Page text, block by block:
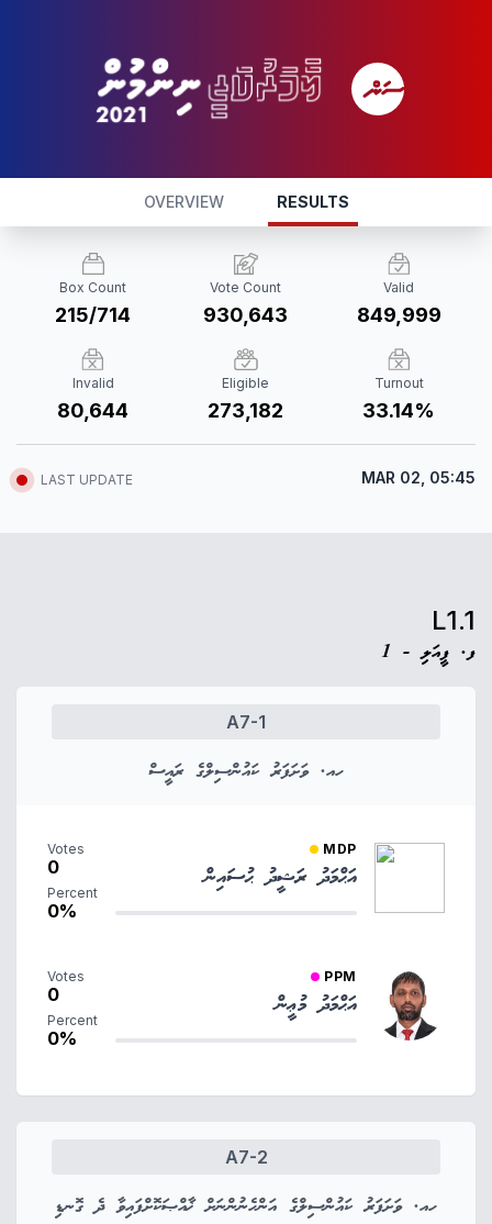
RESULTS
OVERVIEW
Box Count
215/714
Vote Count
930,643
Valid
849,999
Invalid
80,644
Eligible
273,182
Turnout
33.14%
LAST UPDATE MAR 02, 05:45
L1.1
ފ. ފީއަލި - 1
A7-1
ހއ. ވަށަފަރު ކައުންސިލްގެ ރައީސް
MDP
އަޙްމަދު ރަޝީދު ޙުސައިން
Votes
0
Percent
0%
PPM
އަޙްމަދު މުޢީން
Votes
0
Percent
0%
A7-2
ހއ. ވަށަފަރު ކައުންސިލްގެ އަންހެނުންނަށް ޚާއްޞަކޮށްފައިވާ ދެ ގޮނޑި